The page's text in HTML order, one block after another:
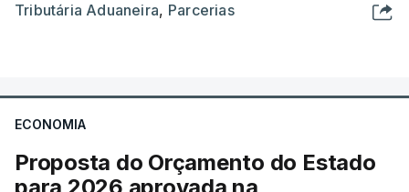
Tributária Aduaneira, Parcerias
ECONOMIA
Proposta do Orçamento do Estado